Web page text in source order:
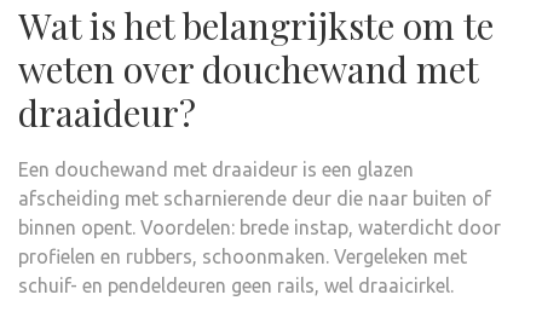
Wat is het belangrijkste om te
weten over douchewand met
draaideur?
Een douchewand met draaideur is een glazen
afscheiding met scharnierende deur die naar buiten of
binnen opent. Voordelen: brede instap, waterdicht door
profielen en rubbers, schoonmaken. Vergeleken met
schuif- en pendeldeuren geen rails, wel draaicirkel.